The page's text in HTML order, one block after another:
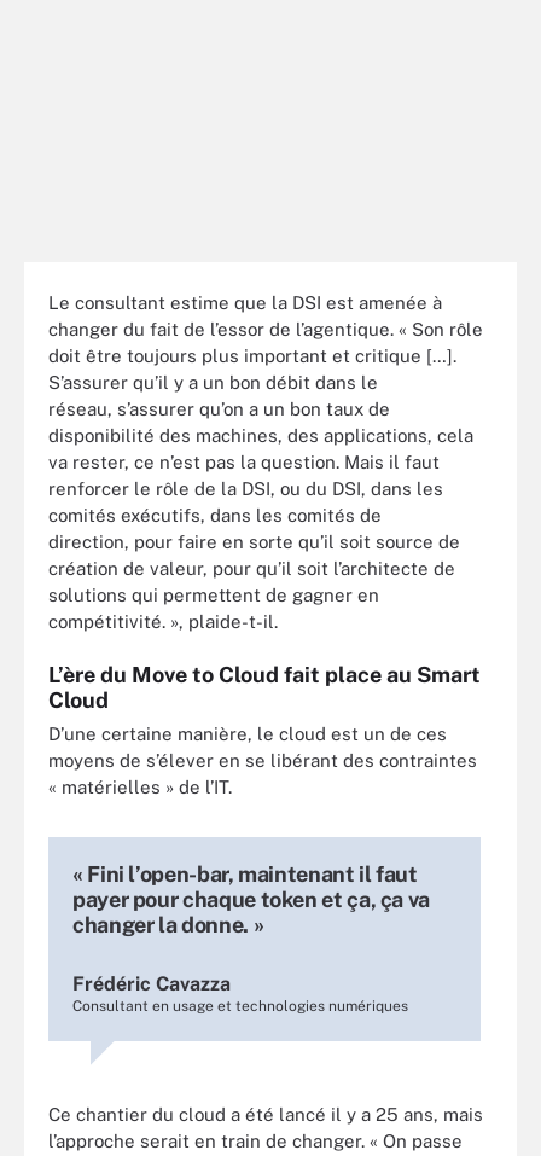
Le consultant estime que la DSI est amenée à
changer du fait de l’essor de l’agentique. « Son rôle
doit être toujours plus important et critique […].
S’assurer qu’il y a un bon débit dans le
réseau, s’assurer qu’on a un bon taux de
disponibilité des machines, des applications, cela
va rester, ce n’est pas la question. Mais il faut
renforcer le rôle de la DSI, ou du DSI, dans les
comités exécutifs, dans les comités de
direction, pour faire en sorte qu’il soit source de
création de valeur, pour qu’il soit l’architecte de
solutions qui permettent de gagner en
compétitivité. », plaide-t-il.
L’ère du Move to Cloud fait place au Smart
Cloud
D’une certaine manière, le cloud est un de ces
moyens de s’élever en se libérant des contraintes
« matérielles » de l’IT.
« Fini l’open-bar, maintenant il faut
payer pour chaque token et ça, ça va
changer la donne. »
Frédéric Cavazza
Consultant en usage et technologies numériques
Ce chantier du cloud a été lancé il y a 25 ans, mais
l’approche serait en train de changer. « On passe